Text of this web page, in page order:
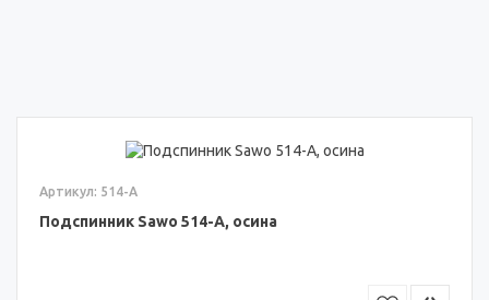
Артикул: 514-A
Подспинник Sawo 514-A, осина